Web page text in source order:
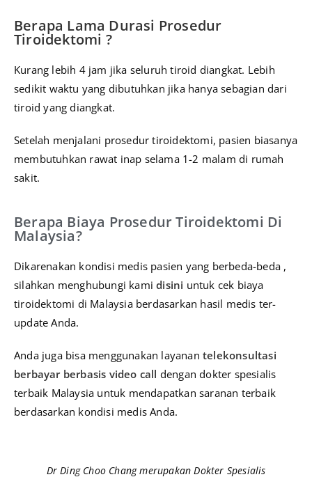
Berapa Lama Durasi Prosedur
Tiroidektomi ?
Kurang lebih 4 jam jika seluruh tiroid diangkat. Lebih
sedikit waktu yang dibutuhkan jika hanya sebagian dari
tiroid yang diangkat.
Setelah menjalani prosedur tiroidektomi, pasien biasanya
membutuhkan rawat inap selama 1-2 malam di rumah
sakit.
Berapa Biaya Prosedur Tiroidektomi Di
Malaysia?
Dikarenakan kondisi medis pasien yang berbeda-beda ,
silahkan menghubungi kamidisini untuk cek biaya
tiroidektomi di Malaysia berdasarkan hasil medis ter-
update Anda.
Anda juga bisa menggunakan layanan telekonsultasi
berbayar berbasis video call dengan dokter spesialis
terbaik Malaysia untuk mendapatkan saranan terbaik
berdasarkan kondisi medis Anda.
Dr Ding Choo Chang merupakan Dokter Spesialis